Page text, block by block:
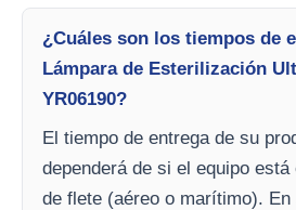
¿Cuáles son los tiempos de
Lámpara de Esterilización
YR06190?
El tiempo de entrega de su
dependerá de si el equipo
de flete (aéreo o marítimo).